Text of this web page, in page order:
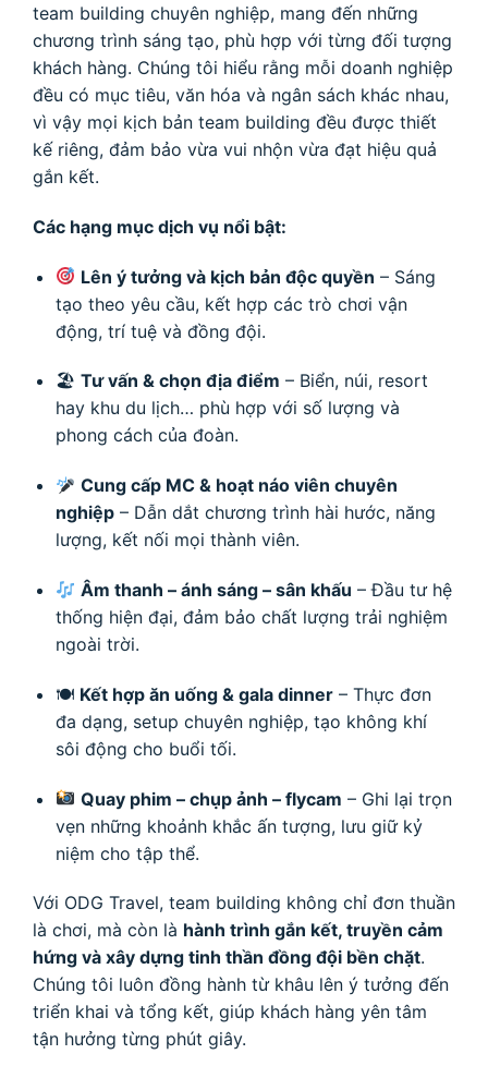
team building chuyên nghiệp, mang đến những
chương trình sáng tạo, phù hợp với từng đối tượng
khách hàng. Chúng tôi hiểu rằng mỗi doanh nghiệp
đều có mục tiêu, văn hóa và ngân sách khác nhau,
vì vậy mọi kịch bản team building đều được thiết
kế riêng, đảm bảo vừa vui nhộn vừa đạt hiệu quả
gắn kết.
Các hạng mục dịch vụ nổi bật:
Lên ý tưởng và kịch bản độc quyền – Sáng
tạo theo yêu cầu, kết hợp các trò chơi vận
động, trí tuệ và đồng đội.
🏖 Tư vấn & chọn địa điểm – Biển, núi, resort
hay khu du lịch… phù hợp với số lượng và
phong cách của đoàn.
Cung cấp MC & hoạt náo viên chuyên
nghiệp– Dẫn dắt chương trình hài hước, năng
lượng, kết nối mọi thành viên.
Âm thanh – ánh sáng – sân khấu – Đầu tư hệ
thống hiện đại, đảm bảo chất lượng trải nghiệm
ngoài trời.
🍽 Kết hợp ăn uống & gala dinner– Thực đơn
đa dạng, setup chuyên nghiệp, tạo không khí
sôi động cho buổi tối.
Quay phim – chụp ảnh – flycam – Ghi lại trọn
vẹn những khoảnh khắc ấn tượng, lưu giữ kỷ
niệm cho tập thể.
Với ODG Travel, team building không chỉ đơn thuần
là chơi, mà còn là hành trình gắn kết, truyền cảm
hứng và xây dựng tinh thần đồng đội bền chặt.
Chúng tôi luôn đồng hành từ khâu lên ý tưởng đến
triển khai và tổng kết, giúp khách hàng yên tâm
tận hưởng từng phút giây.